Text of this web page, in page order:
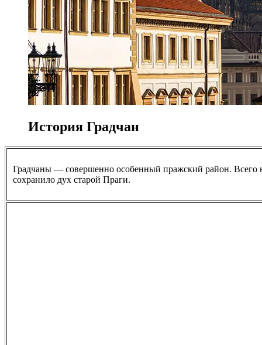
История Градчан
Градчаны — совершенно особенный пражский район. Всего
сохранило дух старой Праги.